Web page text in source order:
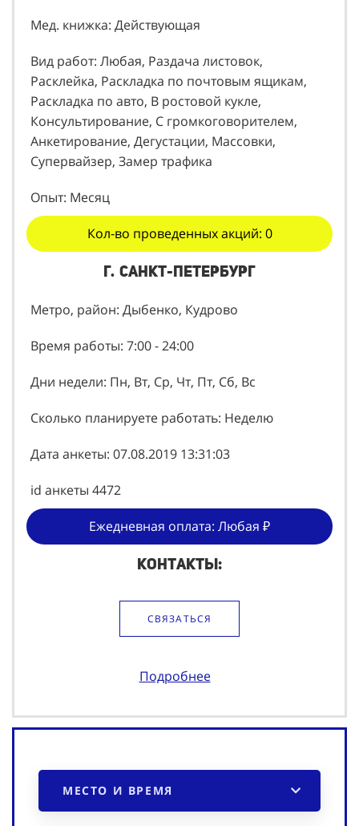
Мед. книжка: Действующая
Вид работ: Любая, Раздача листовок,
Расклейка, Раскладка по почтовым ящикам,
Раскладка по авто, В ростовой кукле,
Консультирование, С громкоговорителем,
Анкетирование, Дегустации, Массовки,
Супервайзер, Замер трафика
Опыт: Месяц
Кол-во проведенных акций: 0
г. Санкт-Петербург
Метро, район: Дыбенко, Кудрово
Время работы: 7:00 - 24:00
Дни недели: Пн, Вт, Ср, Чт, Пт, Сб, Вс
Сколько планируете работать: Неделю
Дата анкеты: 07.08.2019 13:31:03
id анкеты 4472
Ежедневная оплата: Любая ₽
Контакты:
СВЯЗАТЬСЯ
Подробнее
МЕСТО И ВРЕМЯ